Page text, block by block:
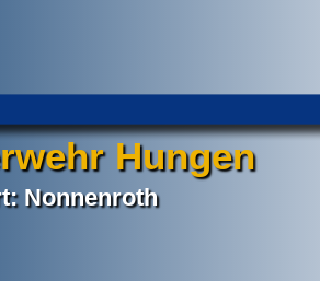
Hungen
Nonnenroth